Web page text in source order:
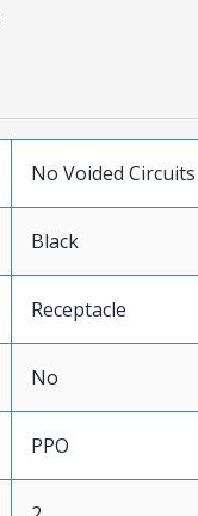
No Voided Circuits
Black
Receptacle
No
PPO